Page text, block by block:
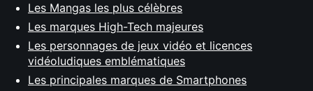
Les Mangas les plus célèbres
Les marques High-Tech majeures
Les personnages de jeux vidéo et licences
vidéoludiques emblématiques
Les principales marques de Smartphones